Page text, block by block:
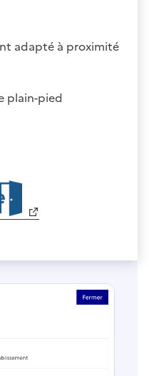
adapté à proximité
plain-pied